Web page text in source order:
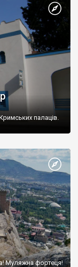
палаців.
Муляжна фортеця!